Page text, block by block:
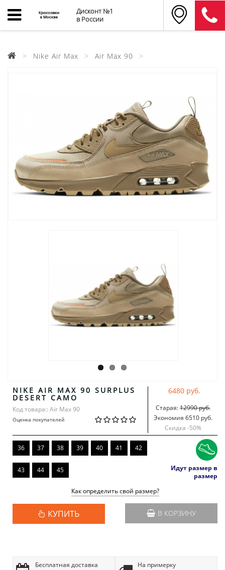
Дисконт №1
в России
Nike Air Max Air Max 90
NIKE AIR MAX 90 SURPLUS
DESERT CAMO
Код товара:: Air Max 90
Оценка покупателей
6480 руб.
Старая:12990 руб.
Экономия 6510 руб.
Скидка -50%
36 37 38 39 40 41 42
43 44 45
Идут размер в
размер
Как определить свой размер?
КУПИТЬ В КОРЗИНУ
Бесплатная доставка
На примерку